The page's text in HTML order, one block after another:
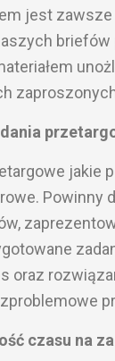
jest zawsze
jakie
Powinny
oraz
czasu na